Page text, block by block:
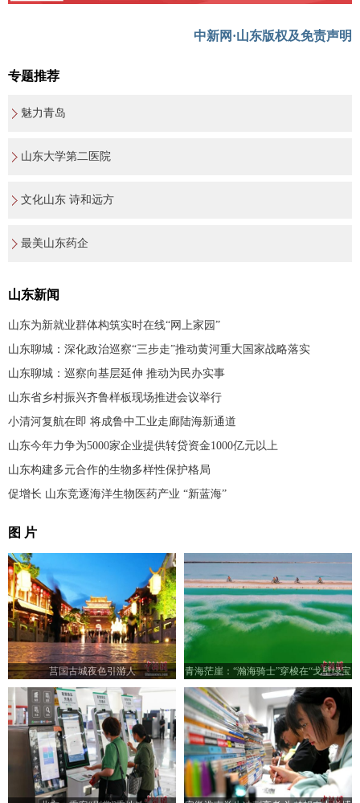
中新网·山东版权及免责声明
专题推荐
魅力青岛
山东大学第二医院
文化山东 诗和远方
最美山东药企
山东新闻
山东为新就业群体构筑实时在线“网上家园”
山东聊城：深化政治巡察“三步走”推动黄河重大国家战略落实
山东聊城：巡察向基层延伸 推动为民办实事
山东省乡村振兴齐鲁样板现场推进会议举行
小清河复航在即 将成鲁中工业走廊陆海新通道
山东今年力争为5000家企业提供转贷资金1000亿元以上
山东构建多元合作的生物多样性保护格局
促增长 山东竞逐海洋生物医药产业 “新蓝海”
图 片
莒国古城夜色引游人
青海茫崖：“瀚海骑士”穿梭在“戈壁绿宝
石”翡翠湖